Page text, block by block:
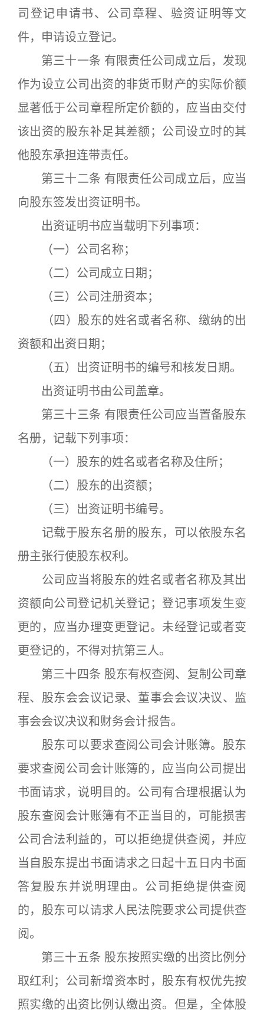
司登记申请书、公司章程、验资证明等文
件，申请设立登记。
第三十一条 有限责任公司成立后，发现
作为设立公司出资的非货币财产的实际价额
显著低于公司章程所定价额的，应当由交付
该出资的股东补足其差额；公司设立时的其
他股东承担连带责任。
第三十二条 有限责任公司成立后，应当
向股东签发出资证明书。
出资证明书应当载明下列事项：
（一）公司名称；
（二）公司成立日期；
（三）公司注册资本；
（四）股东的姓名或者名称、缴纳的出
资额和出资日期；
（五）出资证明书的编号和核发日期。
出资证明书由公司盖章。
第三十三条 有限责任公司应当置备股东
名册，记载下列事项：
（一）股东的姓名或者名称及住所；
（二）股东的出资额；
（三）出资证明书编号。
记载于股东名册的股东，可以依股东名
册主张行使股东权利。
公司应当将股东的姓名或者名称及其出
资额向公司登记机关登记；登记事项发生变
更的，应当办理变更登记。未经登记或者变
更登记的，不得对抗第三人。
第三十四条 股东有权查阅、复制公司章
程、股东会会议记录、董事会会议决议、监
事会会议决议和财务会计报告。
股东可以要求查阅公司会计账簿。股东
要求查阅公司会计账簿的，应当向公司提出
书面请求，说明目的。公司有合理根据认为
股东查阅会计账簿有不正当目的，可能损害
公司合法利益的，可以拒绝提供查阅，并应
当自股东提出书面请求之日起十五日内书面
答复股东并说明理由。公司拒绝提供查阅
的，股东可以请求人民法院要求公司提供查
阅。
第三十五条 股东按照实缴的出资比例分
取红利；公司新增资本时，股东有权优先按
照实缴的出资比例认缴出资。但是，全体股